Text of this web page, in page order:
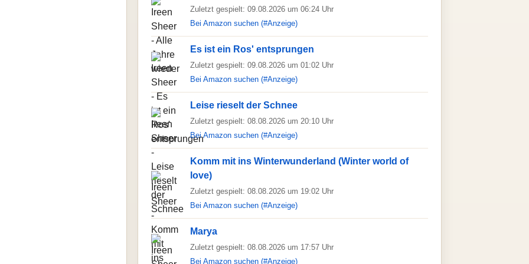
Zuletzt gespielt: 09.08.2026 um 06:24 Uhr
Bei Amazon suchen (#Anzeige)
Es ist ein Ros' entsprungen
Zuletzt gespielt: 09.08.2026 um 01:02 Uhr
Bei Amazon suchen (#Anzeige)
Leise rieselt der Schnee
Zuletzt gespielt: 08.08.2026 um 20:10 Uhr
Bei Amazon suchen (#Anzeige)
Komm mit ins Winterwunderland (Winter world of
love)
Zuletzt gespielt: 08.08.2026 um 19:02 Uhr
Bei Amazon suchen (#Anzeige)
Marya
Zuletzt gespielt: 08.08.2026 um 17:57 Uhr
Bei Amazon suchen (#Anzeige)